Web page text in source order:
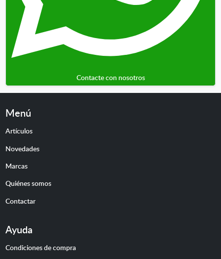
Contacte con nosotros
Menú
Artículos
Novedades
Marcas
Quiénes somos
Contactar
Ayuda
Condiciones de compra